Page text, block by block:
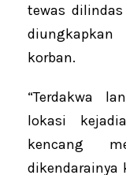
tewas
korban.
“Terdakwa
lokasi
kencang
dikendarainya